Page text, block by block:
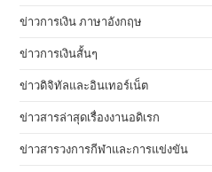
ข่าวการเงิน ภาษาอังกฤษ
ข่าวการเงินสั้นๆ
ข่าวดิจิทัลและอินเทอร์เน็ต
ข่าวสารล่าสุดเรื่องงานอดิเรก
ข่าวสารวงการกีฬาและการแข่งขัน